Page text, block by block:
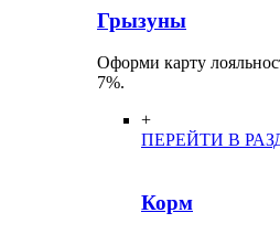
Грызуны
Оформи карту
7%.
+
ПЕРЕЙТИ В
Корм